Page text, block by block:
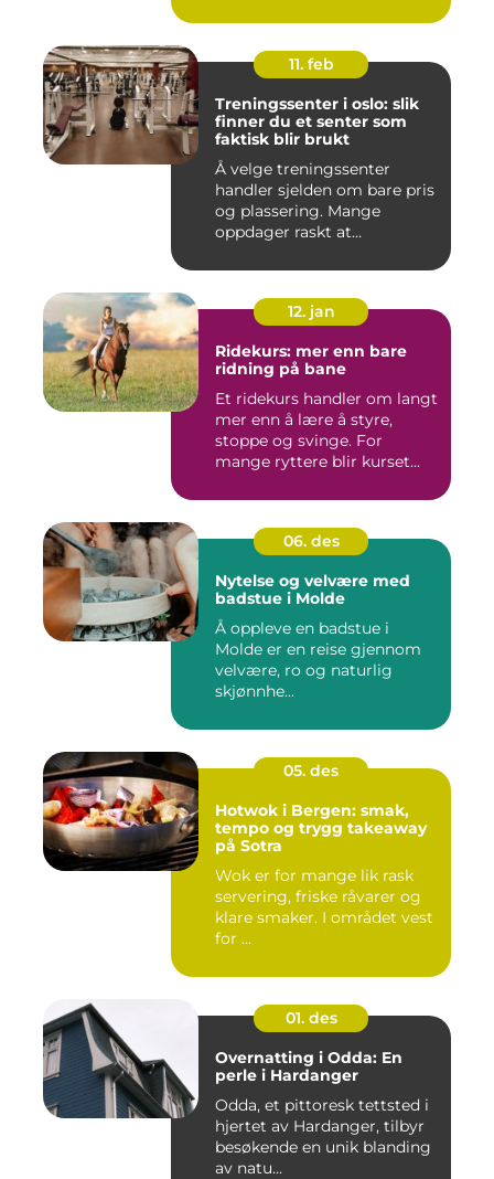
11. feb
Treningssenter i oslo: slik
finner du et senter som
faktisk blir brukt
Å velge treningssenter
handler sjelden om bare pris
og plassering. Mange
oppdager raskt at
12. jan
Ridekurs: mer enn bare
ridning på bane
Et ridekurs handler om langt
mer enn å lære å styre,
stoppe og svinge. For
mange ryttere blir kurset...
06. des
Nytelse og velvære med
badstue i Molde
Å oppleve en badstue i
Molde er en reise gjennom
velvære, ro og naturlig
skjønnhe...
05. des
Hotwok i Bergen: smak,
tempo og trygg takeaway
på Sotra
Wok er for mange lik rask
servering, friske råvarer og
klare smaker. I området vest
for ...
01. des
Overnatting i Odda: En
perle i Hardanger
Odda, et pittoresk tettsted i
hjertet av Hardanger, tilbyr
besøkende en unik blanding
av natu...